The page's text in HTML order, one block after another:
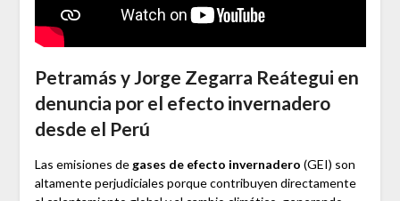
Petramás y Jorge Zegarra Reátegui en
denuncia por el efecto invernadero
desde el Perú
Las emisiones de gases de efecto invernadero (GEI) son
altamente perjudiciales porque contribuyen directamente